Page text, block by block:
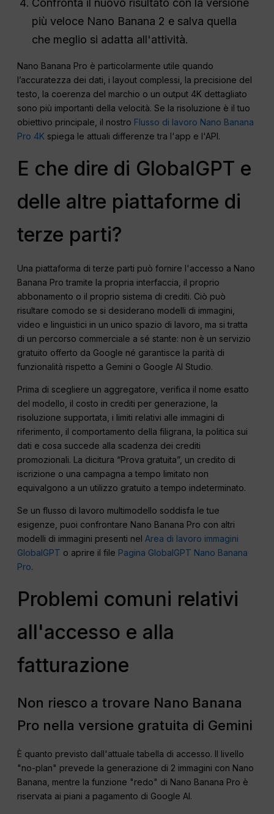
Confronta il nuovo risultato con la versione
più veloce Nano Banana 2 e salva quella
che meglio si adatta all'attività.
Nano Banana Pro è particolarmente utile quando
l’accuratezza dei dati, i layout complessi, la precisione del
testo, la coerenza del marchio o un output 4K dettagliato
sono più importanti della velocità. Se la risoluzione è il tuo
obiettivo principale, il nostro Flusso di lavoro Nano Banana
Pro 4K spiega le attuali differenze tra l'app e l'API.
E che dire di GlobalGPT e
delle altre piattaforme di
terze parti?
Una piattaforma di terze parti può fornire l'accesso a Nano
Banana Pro tramite la propria interfaccia, il proprio
abbonamento o il proprio sistema di crediti. Ciò può
risultare comodo se si desiderano modelli di immagini,
video e linguistici in un unico spazio di lavoro, ma si tratta
di un percorso commerciale a sé stante: non è un servizio
gratuito offerto da Google né garantisce la parità di
funzionalità rispetto a Gemini o Google AI Studio.
Prima di scegliere un aggregatore, verifica il nome esatto
del modello, il costo in crediti per generazione, la
risoluzione supportata, i limiti relativi alle immagini di
riferimento, il comportamento della filigrana, la politica sui
dati e cosa succede alla scadenza dei crediti
promozionali. La dicitura “Prova gratuita”, un credito di
iscrizione o una campagna a tempo limitato non
equivalgono a un utilizzo gratuito a tempo indeterminato.
Se un flusso di lavoro multimodello soddisfa le tue
esigenze, puoi confrontare Nano Banana Pro con altri
modelli di immagini presenti nelArea di lavoro immagini
GlobalGPT o aprire il file Pagina GlobalGPT Nano Banana
Pro.
Problemi comuni relativi
all'accesso e alla
fatturazione
Non riesco a trovare Nano Banana
Pro nella versione gratuita di Gemini
È quanto previsto dall'attuale tabella di accesso. Il livello
"no-plan" prevede la generazione di 2 immagini con Nano
Banana, mentre la funzione "redo" di Nano Banana Pro è
riservata ai piani a pagamento di Google AI.